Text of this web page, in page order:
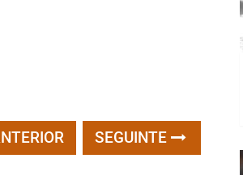
SEGUINTE